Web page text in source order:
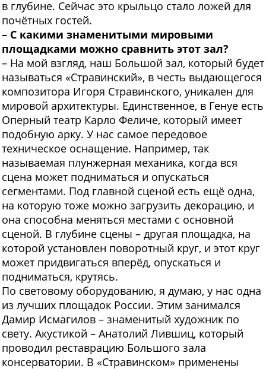
в глубине. Сейчас это крыльцо стало ложей для
почётных гостей.
– С какими знаменитыми мировыми
площадками можно сравнить этот зал?
– На мой взгляд, наш Большой зал, который будет
называться «Стравинский», в честь выдающегося
композитора Игоря Стравинского, уникален для
мировой архитектуры. Единственное, в Генуе есть
Оперный театр Карло Феличе, который имеет
подобную арку. У нас самое передовое
техническое оснащение. Например, так
называемая плунжерная механика, когда вся
сцена может подниматься и опускаться
сегментами. Под главной сценой есть ещё одна,
на которую тоже можно загрузить декорацию, и
она способна меняться местами с основной
сценой. В глубине сцены – другая площадка, на
которой установлен поворотный круг, и этот круг
может придвигаться вперёд, опускаться и
подниматься, крутясь.
По световому оборудованию, я думаю, у нас одна
из лучших площадок России. Этим занимался
Дамир Исмагилов – знаменитый художник по
свету. Акустикой – Анатолий Лившиц, который
проводил реставрацию Большого зала
консерватории. В «Стравинском» применены